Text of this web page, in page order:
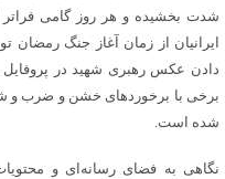
شدت بخشیده و هر روز گامی فراتر
ایرانیان از زمان آغاز جنگ رمضان
دادن عکس رهبری شهید در
شده است.
نگاهی به فضای رسانه‌ای و